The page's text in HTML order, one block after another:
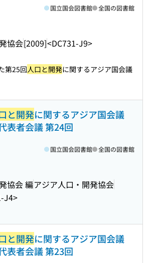
協会[2009]<DC731-J9>
国立国会図書館 全国の図書館
第25回人口と開発に関するアジア国会議
と開発に関するアジア国会議
表者会議 第24回
協会 編アジア人口・開発協会
J4>
国立国会図書館 全国の図書館
と開発に関するアジア国会議
表者会議 第23回